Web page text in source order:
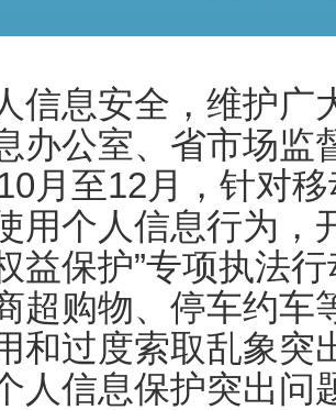
信息安全，维护广
办公室、省市场监
月至12月，针对
用个人信息行为，
益保护”专项执法
超购物、停车约车
和过度索取乱象突
人信息保护突出问